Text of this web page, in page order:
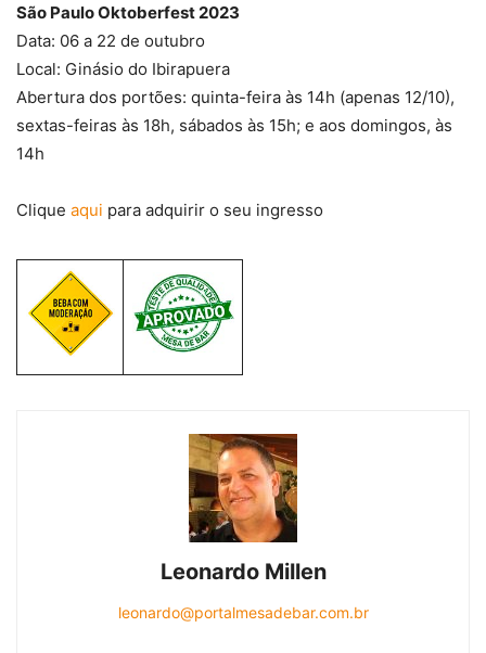
São Paulo Oktoberfest 2023
Data: 06 a 22 de outubro
Local: Ginásio do Ibirapuera
Abertura dos portões: quinta-feira às 14h (apenas 12/10),
sextas-feiras às 18h, sábados às 15h; e aos domingos, às
14h
Clique aqui para adquirir o seu ingresso
Leonardo Millen
leonardo@portalmesadebar.com.br